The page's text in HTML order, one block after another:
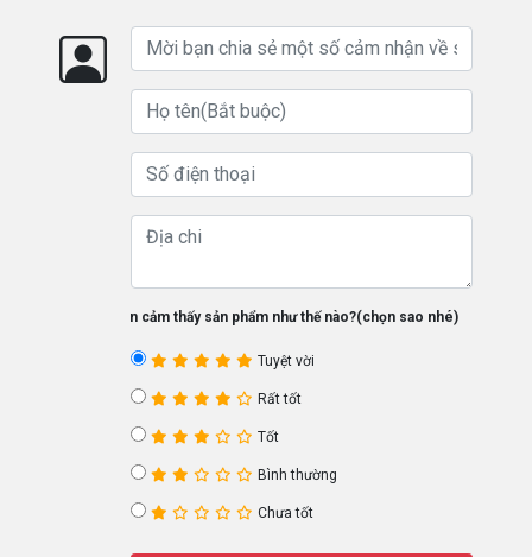
Bạn cảm thấy sản phẩm như thế nào?(chọn sao nhé)
Tuyệt vời
Rất tốt
Tốt
Bình thường
Chưa tốt